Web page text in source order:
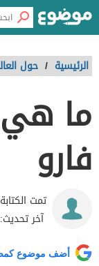
الرئيسية / حول
ما
فارو
تمت
آخر تحديث:
أضف موضوع